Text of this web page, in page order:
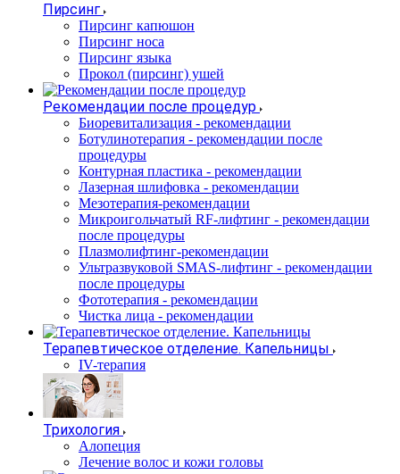
Пирсинг
Пирсинг капюшон
Пирсинг носа
Пирсинг языка
Прокол (пирсинг) ушей
Рекомендации после процедур
Биоревитализация - рекомендации
Ботулинотерапия - рекомендации после
процедуры
Контурная пластика - рекомендации
Лазерная шлифовка - рекомендации
Мезотерапия-рекомендации
Микроигольчатый RF-лифтинг - рекомендации
после процедуры
Плазмолифтинг-рекомендации
Ультразвуковой SMAS-лифтинг - рекомендации
после процедуры
Фототерапия - рекомендации
Чистка лица - рекомендации
Терапевтическое отделение. Капельницы
IV-терапия
Трихология
Алопеция
Лечение волос и кожи головы